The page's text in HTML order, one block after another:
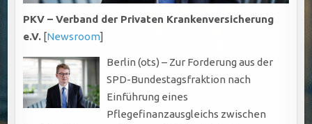
PKV – Verband der Privaten Krankenversicherung
e.V. [Newsroom]
Berlin (ots) – Zur Forderung aus der
SPD-Bundestagsfraktion nach
Einführung eines
Pflegefinanzausgleichs zwischen